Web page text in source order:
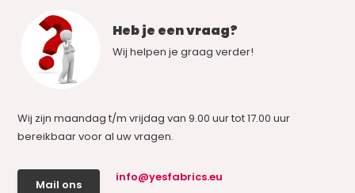
Heb je een vraag?
Wij helpen je graag verder!
Wij zijn maandag t/m vrijdag van 9.00 uur tot 17.00 uur
bereikbaar voor al uw vragen.
Mail ons
info@yesfabrics.eu